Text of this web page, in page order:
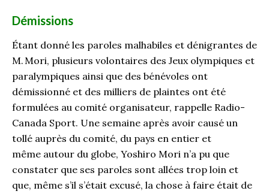
Démissions
Étant donné les paroles malhabiles et dénigrantes de
M.Mori, plusieurs volontaires des Jeux olympiques et
paralympiques ainsi que des bénévoles ont
démissionné et des milliers de plaintes ont été
formulées au comité organisateur, rappelle Radio-
Canada Sport. Une semaine après avoir causé un
tollé auprès du comité, du pays en entier et
même autour du globe, Yoshiro Mori n’a pu que
constater que ses paroles sont allées trop loin et
que, même s’il s’était excusé, la chose à faire était de